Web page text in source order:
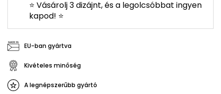
⭐ Vásárolj 3 dizájnt, és a legolcsóbbat ingyen
kapod! ⭐
EU-ban gyártva
Kivételes minőség
A legnépszerűbb gyártó